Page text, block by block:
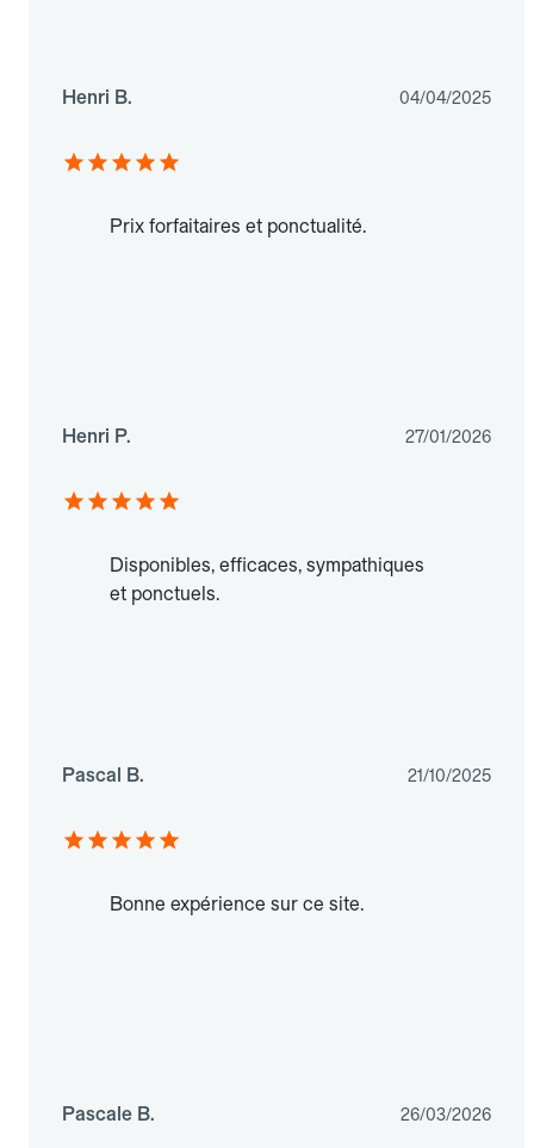
Henri B. 04/04/2025
Prix forfaitaires et ponctualité.
Henri P. 27/01/2026
Disponibles, efficaces, sympathiques
et ponctuels.
Pascal B. 21/10/2025
Bonne expérience sur ce site.
Pascale B. 26/03/2026